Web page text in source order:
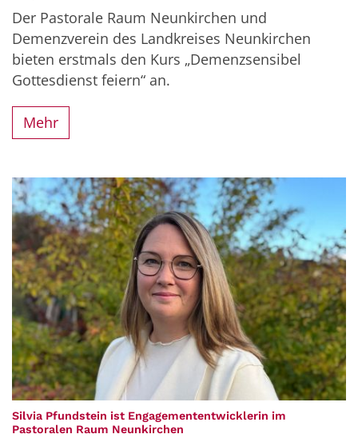
Der Pastorale Raum Neunkirchen und
Demenzverein des Landkreises Neunkirchen
bieten erstmals den Kurs „Demenzsensibel
Gottesdienst feiern“ an.
Mehr
Silvia Pfundstein ist Engagemententwicklerin im
Pastoralen Raum Neunkirchen